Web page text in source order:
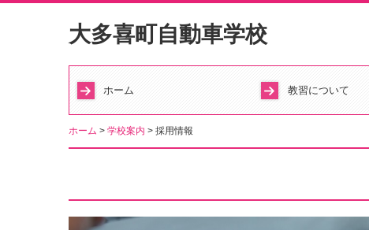
大多喜町自動車学校
ホーム 教習について
ホーム 学校案内 採用情報